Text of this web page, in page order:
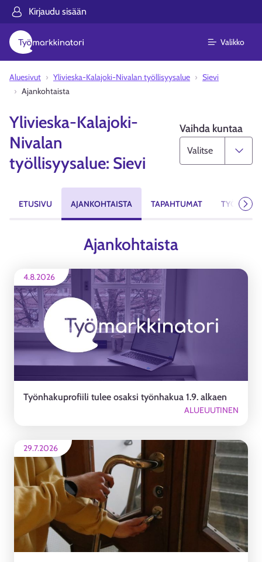
Kirjaudu sisään
Valikko
Aluesivut Ylivieska-Kalajoki-Nivalan työllisyysalue
Sievi
Ajankohtaista
Ylivieska-Kalajoki-
Nivalan
työllisyysalue: Sievi
Vaihda kuntaa
ETUSIVU AJANKOHTAISTA TAPAHTUMAT TYÖPAIKAT
Ajankohtaista
4.8.2026
Työnhakuprofiili tulee osaksi työnhakua 1.9. alkaen
ALUEUUTINEN
29.7.2026